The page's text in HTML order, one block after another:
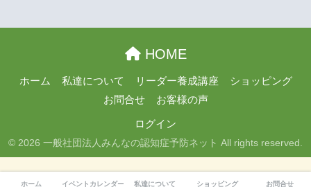
HOME
ホーム 私達について リーダー養成講座
ショッピング
お問合せ
お客様の声
ログイン
© 2026 一般社団法人みんなの認知症予防ネット All rights reserved.
ホーム イベントカレンダー 私達について ショッピング お問合せ